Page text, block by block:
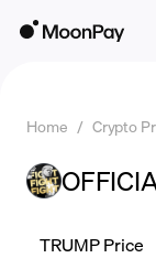
Home / Crypto
TRUMP Price